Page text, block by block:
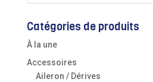
Catégories de produits
À la une
Accessoires
Aileron / Dérives